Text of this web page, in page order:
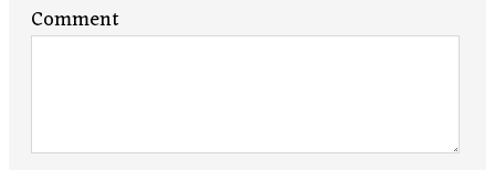
Comment